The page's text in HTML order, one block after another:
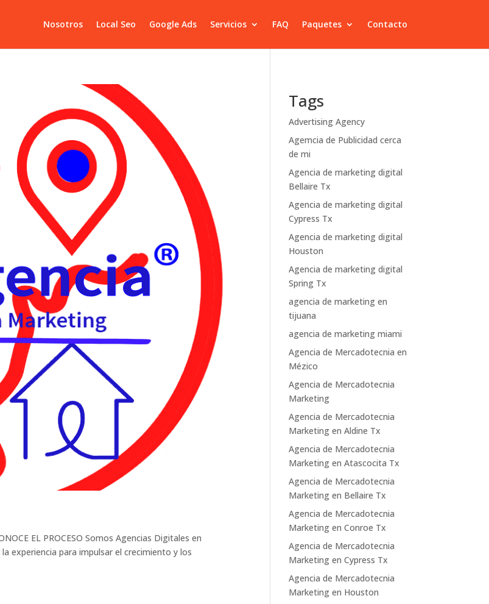
Nosotros Local Seo Google Ads Servicios FAQ Paquetes Contacto
EL PROCESO Somos Agencias Digitales en
experiencia para impulsar el crecimiento y los
Tags
Advertising Agency
Agemcia de Publicidad cerca
de mi
Agencia de marketing digital
Bellaire Tx
Agencia de marketing digital
Cypress Tx
Agencia de marketing digital
Houston
Agencia de marketing digital
Spring Tx
agencia de marketing en
tijuana
agencia de marketing miami
Agencia de Mercadotecnia en
Mézico
Agencia de Mercadotecnia
Marketing
Agencia de Mercadotecnia
Marketing en Aldine Tx
Agencia de Mercadotecnia
Marketing en Atascocita Tx
Agencia de Mercadotecnia
Marketing en Bellaire Tx
Agencia de Mercadotecnia
Marketing en Conroe Tx
Agencia de Mercadotecnia
Marketing en Cypress Tx
Agencia de Mercadotecnia
Marketing en Houston